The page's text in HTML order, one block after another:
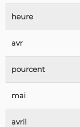
heure
avr
pourcent
mai
avril